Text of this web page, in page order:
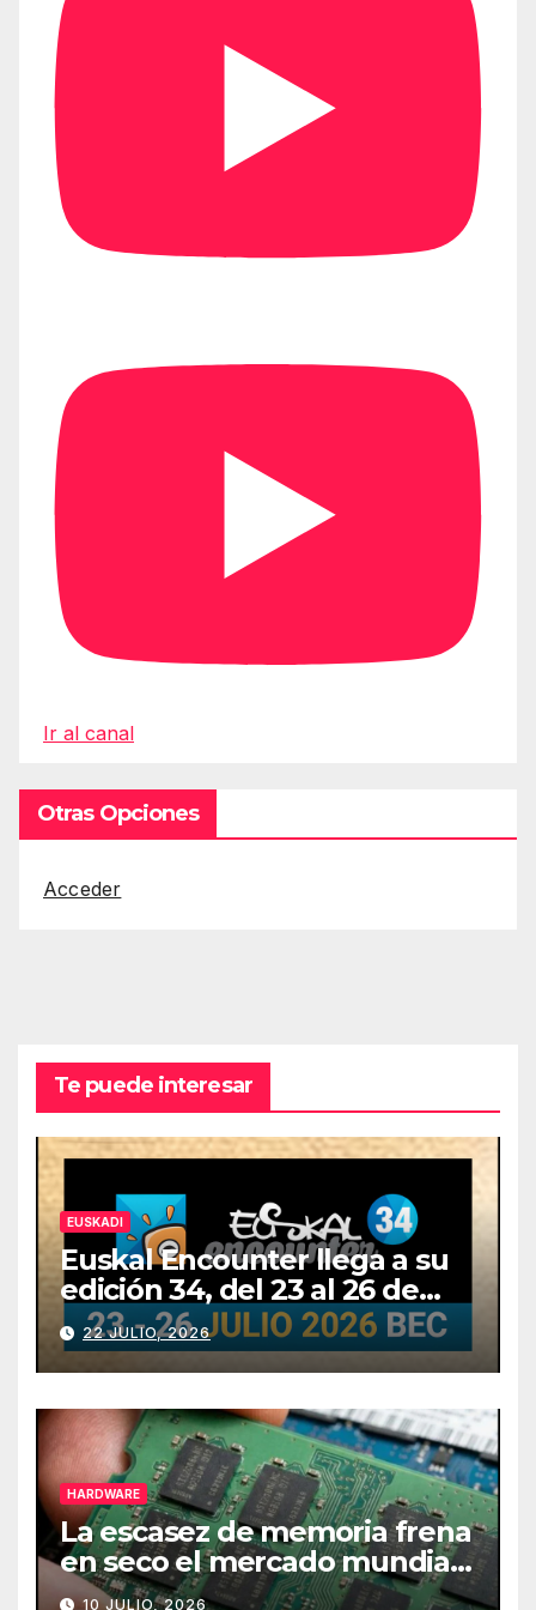
Ir al canal
Otras Opciones
Acceder
Te puede interesar
EUSKADI
Euskal Encounter llega a su
edición 34, del 23 al 26 de
julio
22 JULIO, 2026
HARDWARE
La escasez de memoria frena
en seco el mercado mundial
de PCs
10 JULIO, 2026